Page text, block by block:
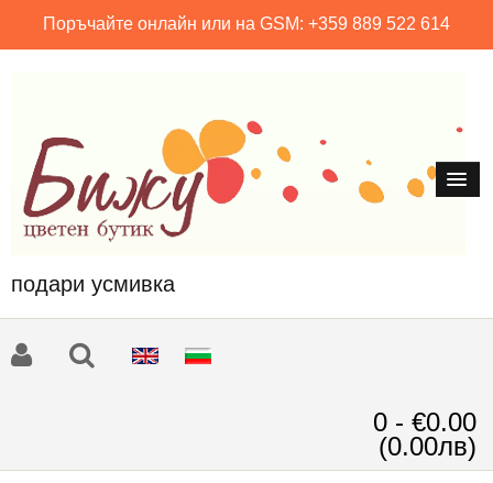
Поръчайте онлайн или на GSM: +359 889 522 614
подари усмивка
0 - €0.00
(0.00лв)